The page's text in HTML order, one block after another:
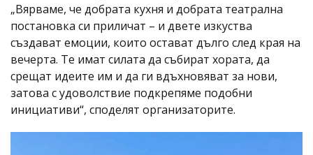
„Вярваме, че добрата кухня и добрата театрална
постановка си приличат – и двете изкуства
създават емоции, които остават дълго след края на
вечерта. Те имат силата да събират хората, да
срещат идеите им и да ги вдъхновяват за нови,
затова с удоволствие подкрепяме подобни
инициативи“, споделят организаторите.